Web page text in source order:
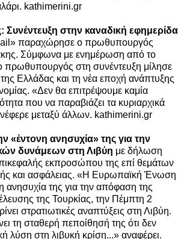
kathimerini.gr
στην καναδική εφημερίδα
παραχώρησε ο πρωθυπουργός
Σύμφωνα με ενημέρωση από το
πρωθυπουργός στη συνέντευξη μίλησε
της Ελλάδας και τη νέα εποχή ανάπτυξης
«Δεν θα επιτρέψουμε καμία
που να παραβιάζει τα κυριαρχικά
μεταξύ άλλων. kathimerini.gr
«έντονη ανησυχία» της για την
δυνάμεων στη Λιβύη με δήλωση
εκπροσώπου της επί θεμάτων
και ασφάλειας. «Η Ευρωπαϊκή Ένωση
ανησυχία της για την απόφαση της
της Τουρκίας, την Πέμπτη 2
στρατιωτικές αναπτύξεις στη Λιβύη.
τη σταθερή πεποίθησή της ότι δεν
λύση στη λιβυκή κρίση...» αναφέρει.